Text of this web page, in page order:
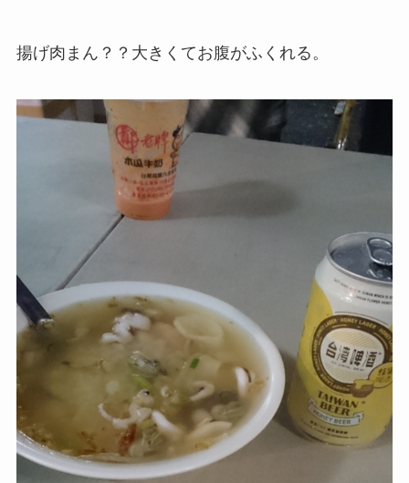
揚げ肉まん？？大きくてお腹がふくれる。